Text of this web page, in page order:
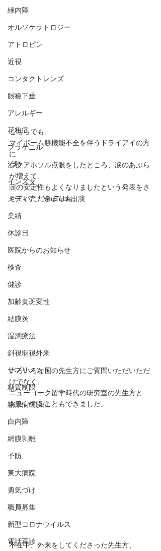
緑内障
オルソケラトロジー
アトロピン
近視
コンタクトレンズ
眼瞼下垂
アレルギー
花粉症
プラケニル
治験
インスタ
メディア・YouTube出演
業績
休診日
医院からのお知らせ
検査
健診
加齢黄斑変性
結膜炎
湿潤療法
斜視弱視外来
サプリメント
糖質制限
糖尿病網膜症
白内障
網膜剥離
予防
東大病院
勇気づけ
職員募集
新型コロナウイルス
電話再診
こちらでも、
マイボーム腺機能不全を伴うドライアイの方
に
ジクアホソル点眼をしたところ、涙のあぶら
が増えて、
涙の安定性もよくなりましたという発表をさ
せていただきました。
いろいろな国の先生方にご質問いただいただ
けでなく、
ニューヨーク留学時代の研究室の先生方と
お会いすることもできました。
不在中、外来をしてくださった先生方、